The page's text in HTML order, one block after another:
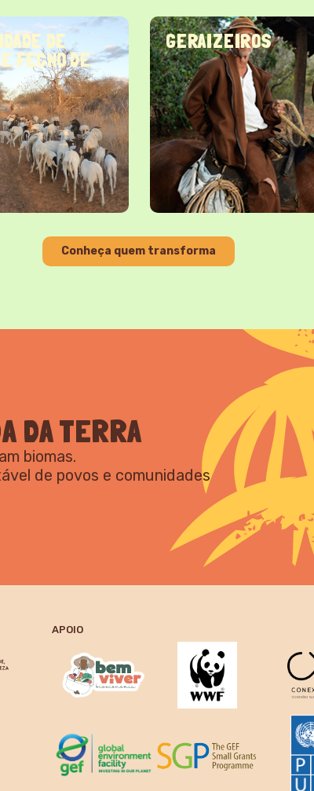
DE
FECHO DE
GERAIZEIROS
Conheça quem transforma
DA TERRA
biomas.
de povos e comunidades
APOIO